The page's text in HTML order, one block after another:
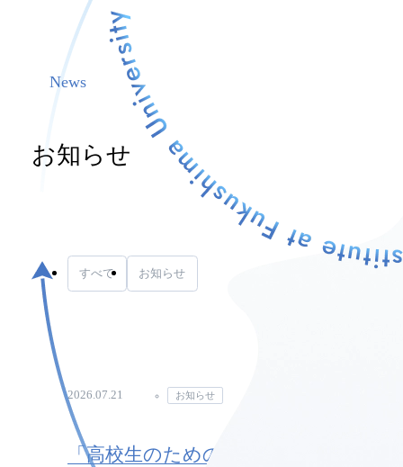
News
お知らせ
すべて お知らせ
2026.07.21 お知らせ
「高校生のための水素研紹介